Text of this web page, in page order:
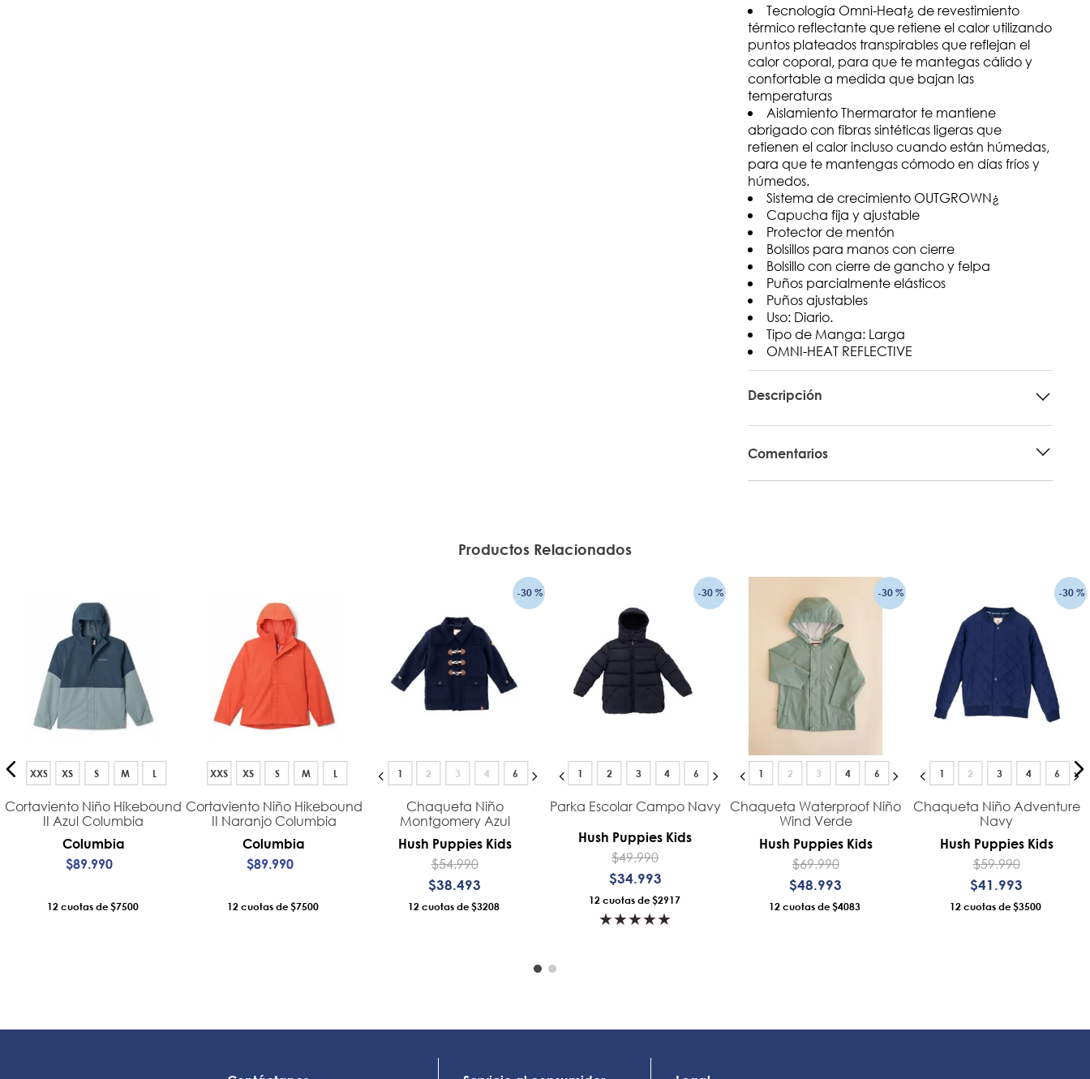
Tecnología Omni-Heat¿ de revestimiento
térmico reflectante que retiene el calor utilizando
puntos plateados transpirables que reflejan el
calor coporal, para que te mantegas cálido y
confortable a medida que bajan las
temperaturas
Aislamiento Thermarator te mantiene
abrigado con fibras sintéticas ligeras que
retienen el calor incluso cuando están húmedas,
para que te mantengas cómodo en días fríos y
húmedos.
Sistema de crecimiento OUTGROWN¿
Capucha fija y ajustable
Protector de mentón
Bolsillos para manos con cierre
Bolsillo con cierre de gancho y felpa
Puños parcialmente elásticos
Puños ajustables
Uso: Diario.
Tipo de Manga: Larga
OMNI-HEAT REFLECTIVE
Descripción
Comentarios
Productos Relacionados
XXS XS S M L
Cortaviento Niño Hikebound
II Azul Columbia
Columbia
$89 990
12 $7500
XXS XS S M L
Cortaviento Niño Hikebound
II Naranjo Columbia
Columbia
$89. 990
12 $7500
-30 %
1 2 3 4 6
Chaqueta Niño
Montgomery Azul
Hush Puppies Kids
$54.990
$38 .493
12 $3208
-30 %
1 2 3 4 6
Parka Escolar Campo Navy
Hush Puppies Kids
$49.990
$34.993
12 $2917
★★★★★
-30 %
1 2 3 4 6
Chaqueta Waterproof Niño
Wind Verde
Hush Puppies Kids
$69.990
$48 993
12 $4083
-30 %
1 2 3 4 6
Chaqueta Niño Adventure
Navy
Hush Puppies Kids
$59.990
$41 993
12 $3500